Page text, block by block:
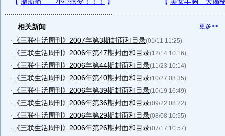
更多>>
相关新闻
·
《三联生活周刊》2007年第3期封面和目录(01/11 11:25)
· 《三联生活周刊》2006年第47期封面和目录(12/14 10:16)
· 《三联生活周刊》2006年第44期封面和目录(11/23 10:14)
· 《三联生活周刊》2006年第40期封面和目录(10/27 08:35)
· 《三联生活周刊》2006年第39期封面和目录(10/19 16:49)
· 《三联生活周刊》2006年第36期封面和目录(09/22 08:22)
· 《三联生活周刊》2006年第29期封面和目录(08/08 10:55)
· 《三联生活周刊》2006年第26期封面和目录(07/17 10:57)